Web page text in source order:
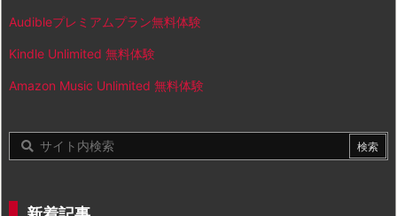
Audibleプレミアムプラン無料体験
Kindle Unlimited 無料体験
Amazon Music Unlimited 無料体験